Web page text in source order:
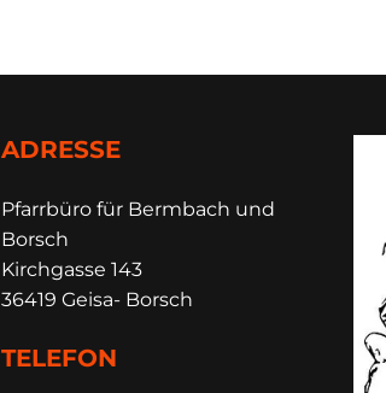
ADRESSE
Pfarrbüro für Bermbach und
Borsch
Kirchgasse 143
36419 Geisa- Borsch
TELEFON